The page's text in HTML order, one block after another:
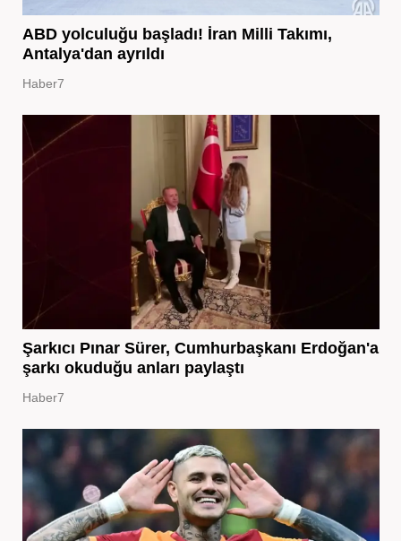
ABD yolculuğu başladı! İran Milli Takımı,
Antalya'dan ayrıldı
Haber7
Şarkıcı Pınar Sürer, Cumhurbaşkanı Erdoğan'a
şarkı okuduğu anları paylaştı
Haber7